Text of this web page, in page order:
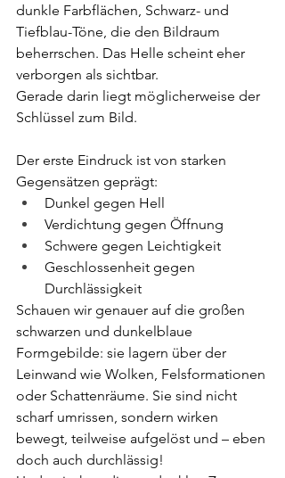
dunkle Farbflächen, Schwarz- und
Tiefblau-Töne, die den Bildraum
beherrschen. Das Helle scheint eher
verborgen als sichtbar.
Gerade darin liegt möglicherweise der
Schlüssel zum Bild.
Der erste Eindruck ist von starken
Gegensätzen geprägt:
Dunkel gegen Hell
Verdichtung gegen Öffnung
Schwere gegen Leichtigkeit
Geschlossenheit gegen
Durchlässigkeit
Schauen wir genauer auf die großen
schwarzen und dunkelblaue
Formgebilde: sie lagern über der
Leinwand wie Wolken, Felsformationen
oder Schattenräume. Sie sind nicht
scharf umrissen, sondern wirken
bewegt, teilweise aufgelöst und – eben
doch auch durchlässig!